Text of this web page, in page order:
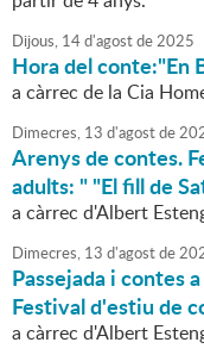
Dijous, 14d'agostde2025
Hora del conte:"En
a càrrec de la Cia
Dimecres, 13 d'agostde
Arenys de contes.
adults: " "El fill de
a càrrec d'Albert
Dimecres, 13 d'agostde
Passejada i contes
Festival d'estiu de
a càrrec d'Albert